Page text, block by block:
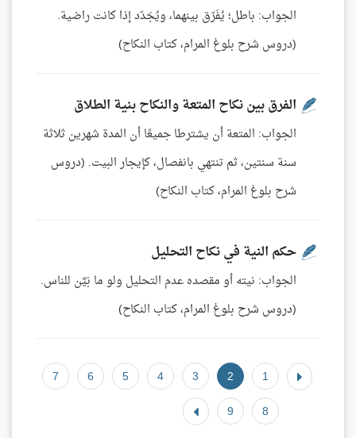
الجواب: باطل؛ يُفَرّق بينهما، ويُجَدّد إذا كانت راضية.
(دروس شرح بلوغ المرام، كتاب النكاح)
الفرق بين نكاح المتعة والنكاح بنية الطلاق
الجواب: المتعة أن يشترطا جميعًا أن المدة شهرين ثلاثة
سنة سنتين، ثم تنتهي بانفصال، كإيجار البيت. (دروس
شرح بلوغ المرام، كتاب النكاح)
حكم النية في نكاح التحليل
الجواب: نيته أو مقصده عدم التحليل ولو ما بَيَّن للناس.
(دروس شرح بلوغ المرام، كتاب النكاح)
1
2
3
4
5
6
7
8
9